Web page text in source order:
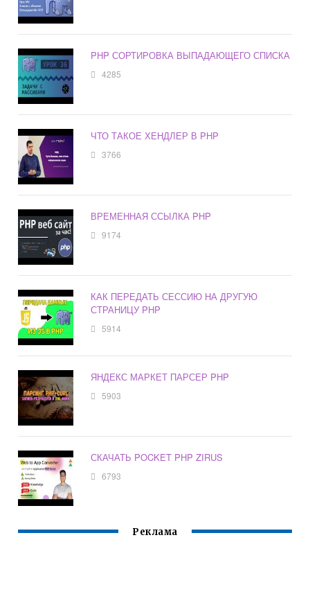
PHP СОРТИРОВКА ВЫПАДАЮЩЕГО СПИСКА
4285
ЧТО ТАКОЕ ХЕНДЛЕР В PHP
3766
ВРЕМЕННАЯ ССЫЛКА PHP
9174
КАК ПЕРЕДАТЬ СЕССИЮ НА ДРУГУЮ
СТРАНИЦУ PHP
5914
ЯНДЕКС МАРКЕТ ПАРСЕР PHP
5903
СКАЧАТЬ POCKET PHP ZIRUS
6793
Реклама